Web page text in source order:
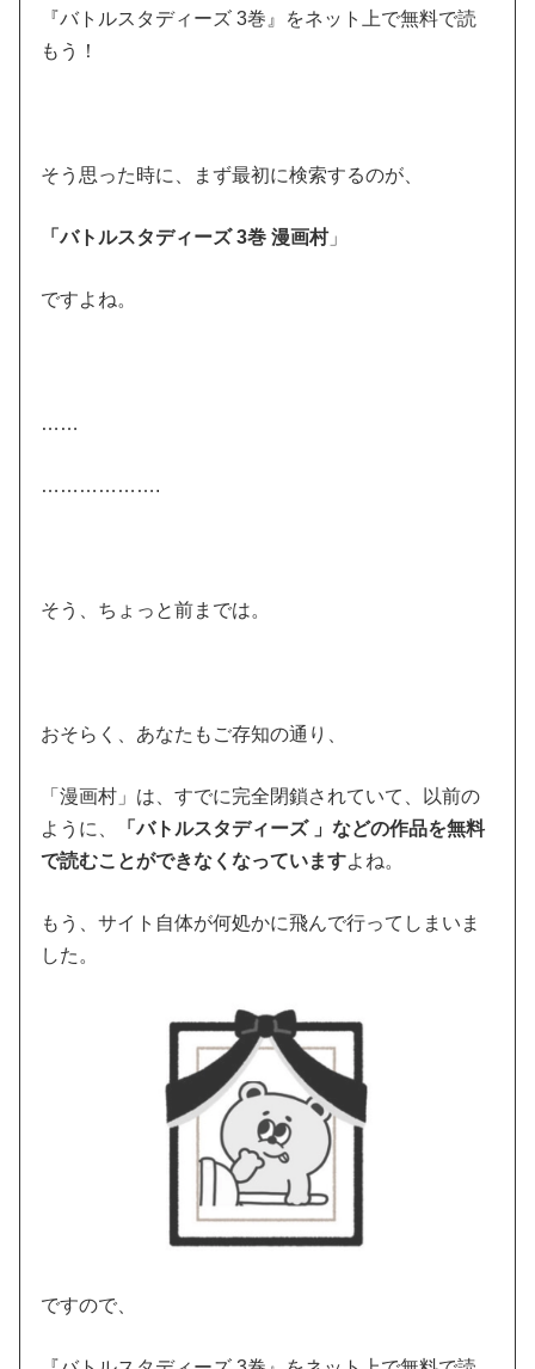
『バトルスタディーズ 3巻』をネット上で無料で読
もう！
そう思った時に、まず最初に検索するのが、
「バトルスタディーズ 3巻 漫画村」
ですよね。
……
……………….
そう、ちょっと前までは。
おそらく、あなたもご存知の通り、
「漫画村」は、すでに完全閉鎖されていて、以前の
ように、
「バトルスタディーズ 」などの作品を無料
で読むことができなくなっていますよね。
もう、サイト自体が何処かに飛んで行ってしまいま
した。
ですので、